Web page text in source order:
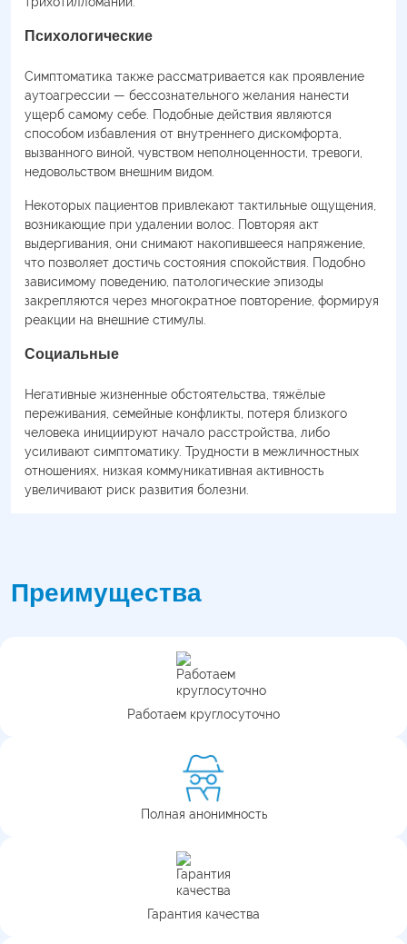
Психологические
Симптоматика также рассматривается как проявление
аутоагрессии — бессознательного желания нанести
ущерб самому себе. Подобные действия являются
способом избавления от внутреннего дискомфорта,
вызванного виной, чувством неполноценности, тревоги,
недовольством внешним видом.
Некоторых пациентов привлекают тактильные ощущения,
возникающие при удалении волос. Повторяя акт
выдергивания, они снимают накопившееся напряжение,
что позволяет достичь состояния спокойствия. Подобно
зависимому поведению, патологические эпизоды
закрепляются через многократное повторение, формируя
реакции на внешние стимулы.
Социальные
Негативные жизненные обстоятельства, тяжёлые
переживания, семейные конфликты, потеря близкого
человека инициируют начало расстройства, либо
усиливают симптоматику. Трудности в межличностных
отношениях, низкая коммуникативная активность
увеличивают риск развития болезни.
Преимущества
Работаем круглосуточно
Полная анонимность
Гарантия качества